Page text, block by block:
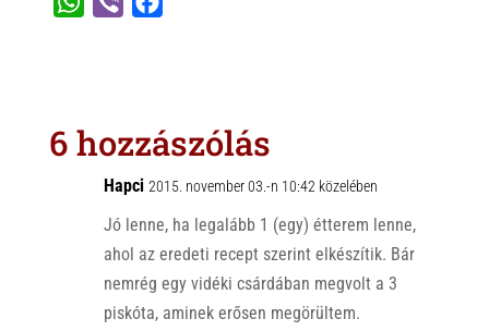
A
o
o
6 hozzászólás
Hapci 2015. november 03.-n 10:42 közelében
Jó lenne, ha legalább 1 (egy) étterem lenne,
ahol az eredeti recept szerint elkészítik. Bár
nemrég egy vidéki csárdában megvolt a 3
piskóta, aminek erősen megörültem.